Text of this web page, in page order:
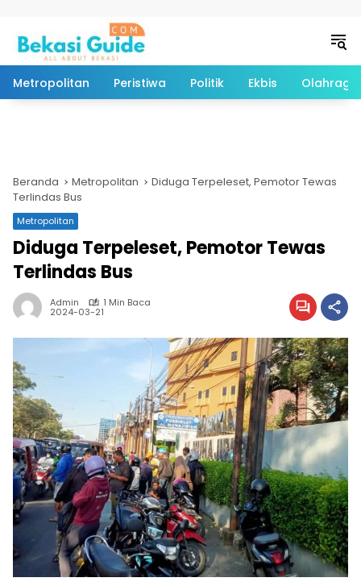
Metropolitan Peristiwa Politik Ekbis Olahraga
Beranda Metropolitan
Diduga Terpeleset, Pemotor Tewas
Terlindas Bus
Metropolitan
Diduga Terpeleset, Pemotor Tewas
Terlindas Bus
Admin 1 Min Baca
2024-03-21